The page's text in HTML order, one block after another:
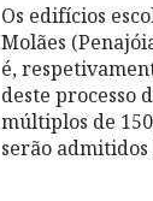
Os edifícios
Molães
é,
deste processo
múltiplos de
serão admitidos